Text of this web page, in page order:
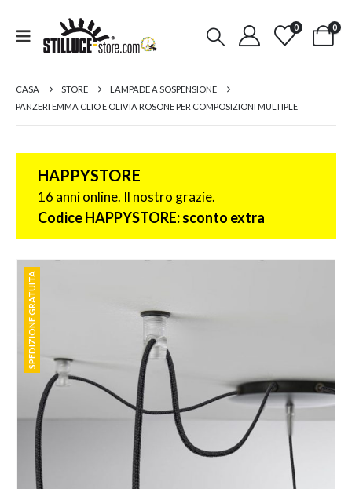
0 0
CASA STORE
LAMPADE A SOSPENSIONE
PANZERI EMMA CLIO E OLIVIA ROSONE PER COMPOSIZIONI MULTIPLE
HAPPYSTORE
16 anni online. Il nostro grazie.
Codice HAPPYSTORE: sconto extra
SPEDIZIONE GRATUITA
SPEDIZIONE GRATUITA